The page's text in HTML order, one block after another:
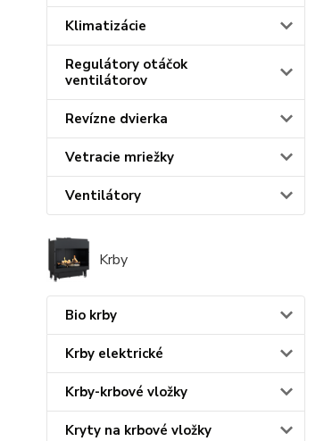
Klimatizácie
Regulátory otáčok
ventilátorov
Revízne dvierka
Vetracie mriežky
Ventilátory
Krby
Bio krby
Krby elektrické
Krby-krbové vložky
Kryty na krbové vložky